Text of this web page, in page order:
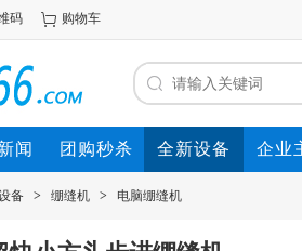
码 购物车
闻 团购秒杀 全新设备 企业
备 > 绷缝机 > 电脑绷缝机